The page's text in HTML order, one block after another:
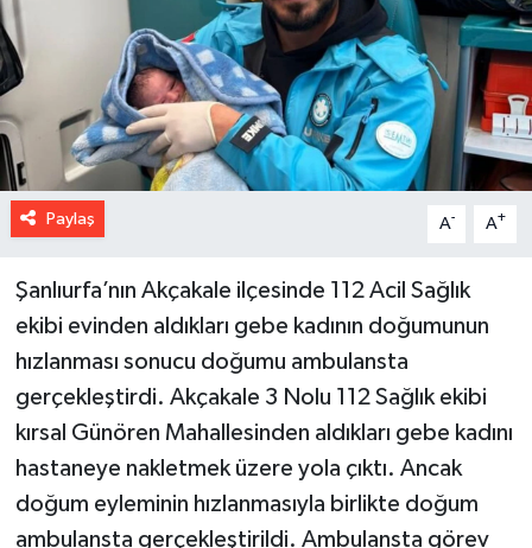
Paylaş A- A+
Şanlıurfa’nın Akçakale ilçesinde 112 Acil Sağlık
ekibi evinden aldıkları gebe kadının doğumunun
hızlanması sonucu doğumu ambulansta
gerçekleştirdi. Akçakale 3 Nolu 112 Sağlık ekibi
kırsal Günören Mahallesinden aldıkları gebe kadını
hastaneye nakletmek üzere yola çıktı. Ancak
doğum eyleminin hızlanmasıyla birlikte doğum
ambulansta gerçekleştirildi. Ambulansta görev